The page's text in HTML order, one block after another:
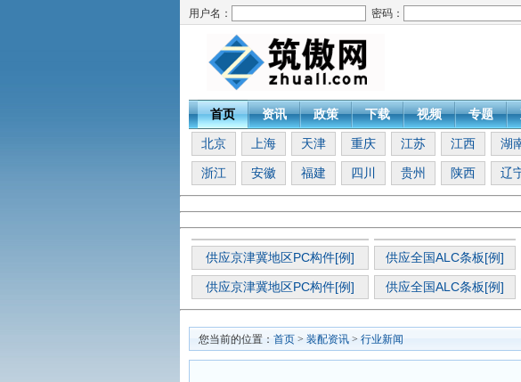
用户名： 密码：
首页 资讯 政策 下载 视频 专题
北京 上海 天津 重庆 江苏 江西 湖
浙江 安徽 福建 四川 贵州 陕西 辽
供应京津冀地区PC构件[例] 供应全国ALC条板[例]
供应京津冀地区PC构件[例] 供应全国ALC条板[例]
您当前的位置： 首页 > 装配资讯 > 行业新闻